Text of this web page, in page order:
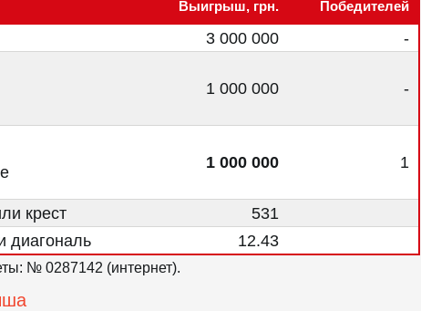
Выигрыш, грн. Победителей
3 000 000
-
1 000 000 -
1 000 000 1
крест
531
диагональ
12.43
№ 0287142 (интернет).